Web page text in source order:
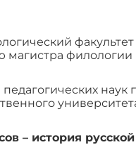
магистра
педагогических
– история